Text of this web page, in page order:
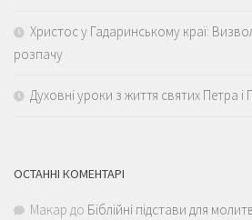
Христос у Гадаринському краї:
розпачу
Духовні уроки з життя святих Петра і
ОСТАННІ КОМЕНТАРІ
Макар до Біблійні підстави для